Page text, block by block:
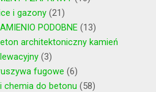
i gazony 21
PODOBNE 13
architektoniczny kamień
3
fugowe 6
chemia do betonu 58